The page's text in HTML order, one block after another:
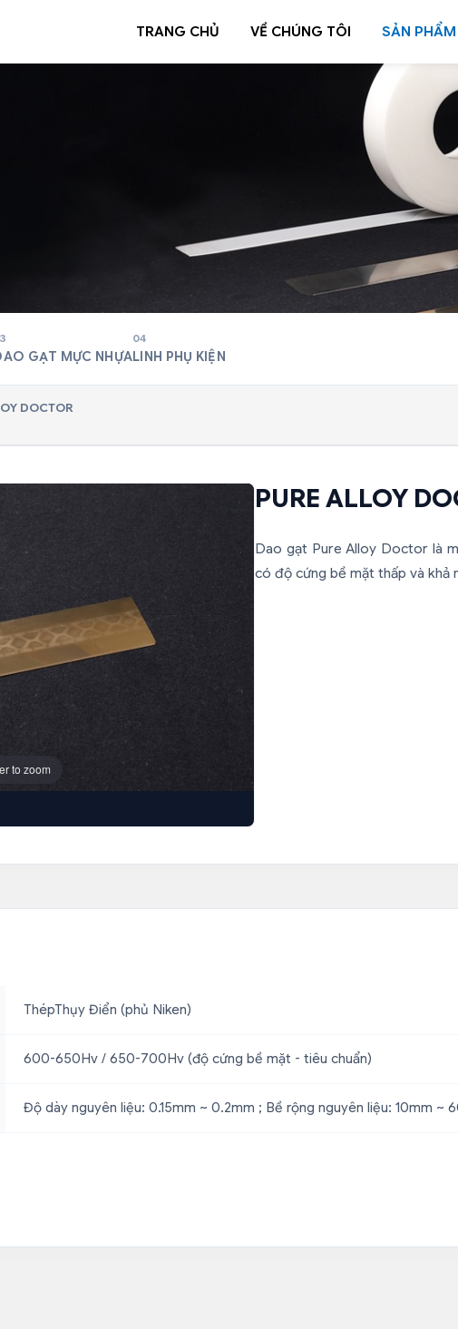
TRANG CHỦ VỀ CHÚNG TÔI SẢN PHẨM
GẠT MỰC NHỰA
04
LINH PHỤ KIỆN
DOCTOR
to zoom
PURE ALLOY
Dao gạt Pure Alloy Doctor là
có độ cứng bề mặt thấp và khả
ThépThụy Điển (phủ Niken)
600-650Hv / 650-700Hv (độ cứng bề mặt - tiêu chuẩn)
Độ dày nguyên liệu: 0.15mm ~ 0.2mm ; Bề rộng nguyên liệu: 10mm ~